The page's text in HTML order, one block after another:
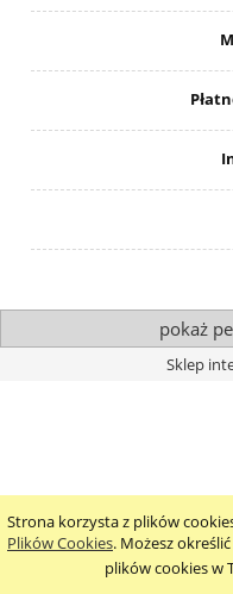
Strona korzysta z plików
Plików Cookies. Możesz
plików cookies w
pokaż
Sklep